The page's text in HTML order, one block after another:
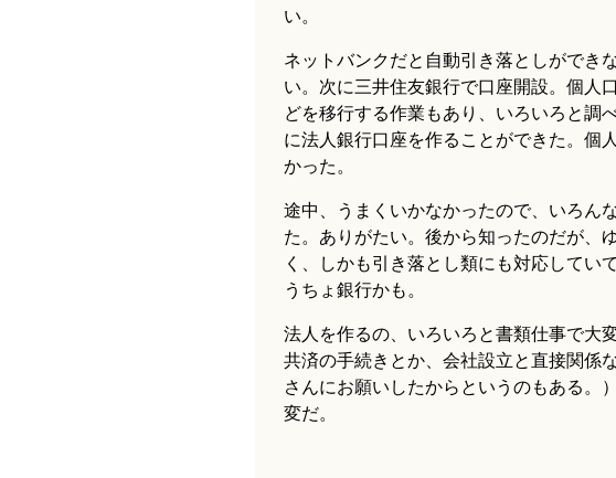
い。
ネットバンクだと自動引き落としができ
い。次に三井住友銀行で口座開設。個人
どを移行する作業もあり、いろいろと調
に法人銀行口座を作ることができた。個
かった。
途中、うまくいかなかったので、いろん
た。ありがたい。後から知ったのだが、
く、しかも引き落とし類にも対応してい
うちょ銀行かも。
法人を作るの、いろいろと書類仕事で大
共済の手続きとか、会社設立と直接関係
さんにお願いしたからというのもある。
変だ。